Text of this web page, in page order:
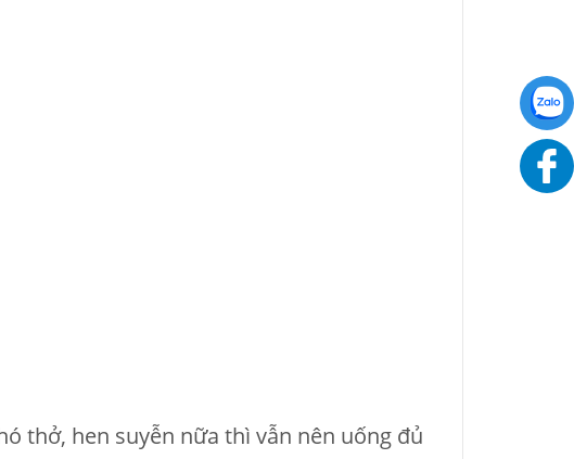
thở, hen suyễn nữa thì vẫn nên uống đủ